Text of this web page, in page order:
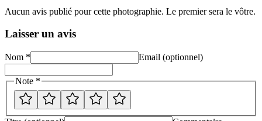
Aucun avis publié pour cette photographie. Le premier sera le vôtre.
Laisser un avis
Nom * Email (optionnel)
Note *